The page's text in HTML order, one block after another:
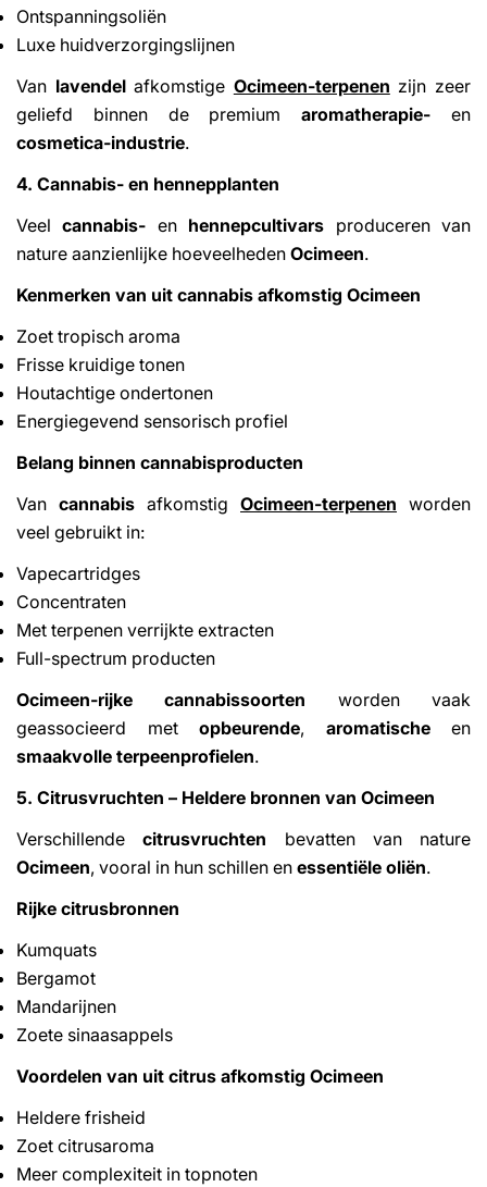
Ontspanningsoliën
Luxe huidverzorgingslijnen
Van lavendelafkomstige Ocimeen-terpenen zijn zeer
geliefd binnen de premiumaromatherapie- en
cosmetica-industrie.
4. Cannabis- en hennepplanten
Veelcannabis- en hennepcultivars produceren van
nature aanzienlijke hoeveelheden Ocimeen.
Kenmerken van uit cannabis afkomstig Ocimeen
Zoet tropisch aroma
Frisse kruidige tonen
Houtachtige ondertonen
Energiegevend sensorisch profiel
Belang binnen cannabisproducten
Van cannabis afkomstig Ocimeen-terpenen worden
veel gebruikt in:
Vapecartridges
Concentraten
Met terpenen verrijkte extracten
Full-spectrum producten
Ocimeen-rijke cannabissoorten worden vaak
geassocieerd met opbeurende, aromatischeen
smaakvolle terpeenprofielen.
5. Citrusvruchten – Heldere bronnen van Ocimeen
Verschillendecitrusvruchten bevatten van nature
Ocimeen, vooral in hun schillen en essentiële oliën.
Rijke citrusbronnen
Kumquats
Bergamot
Mandarijnen
Zoete sinaasappels
Voordelen van uit citrus afkomstig Ocimeen
Heldere frisheid
Zoet citrusaroma
Meer complexiteit in topnoten